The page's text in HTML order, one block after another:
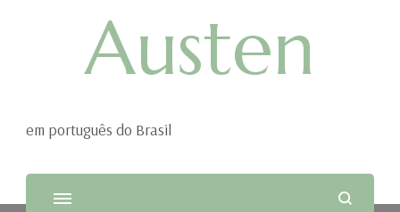
Austen
em português do Brasil